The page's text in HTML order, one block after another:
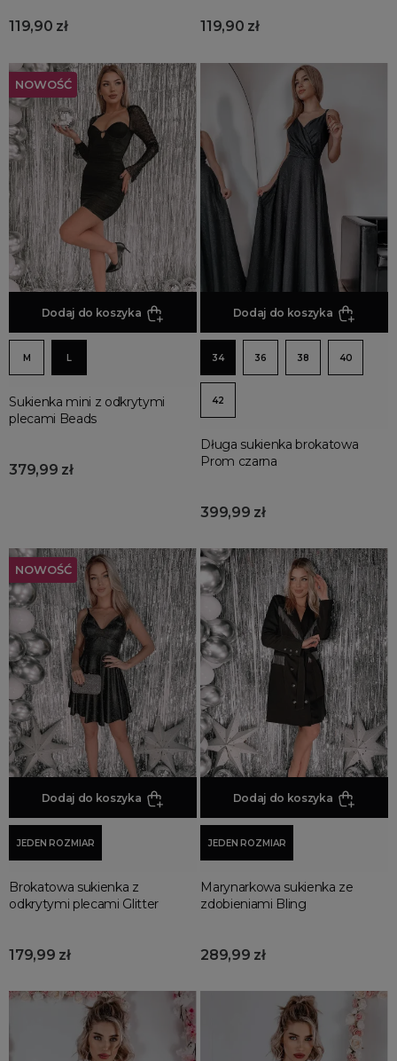
119,90 zł 119,90 zł
Dodaj do koszyka
M L
Sukienka mini z odkrytymi
plecami Beads
379,99 zł
NOWOŚĆ
Dodaj do koszyka
34 36 38 40
42
Długa sukienka brokatowa
Prom czarna
399,99 zł
Dodaj do koszyka
JEDEN ROZMIAR
Brokatowa sukienka z
odkrytymi plecami Glitter
179,99 zł
NOWOŚĆ
Dodaj do koszyka
JEDEN ROZMIAR
Marynarkowa sukienka ze
zdobieniami Bling
289,99 zł